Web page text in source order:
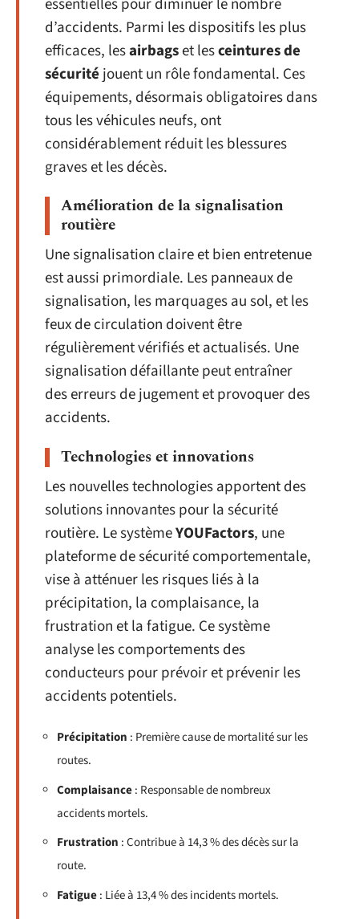
d’accidents. Parmi les dispositifs les plus
efficaces, lesairbagset lesceintures de
sécurité jouent un rôle fondamental. Ces
équipements, désormais obligatoires dans
tous les véhicules neufs, ont
considérablement réduit les blessures
graves et les décès.
Amélioration de la signalisation
routière
Une signalisation claire et bien entretenue
est aussi primordiale. Les panneaux de
signalisation, les marquages au sol, et les
feux de circulation doivent être
régulièrement vérifiés et actualisés. Une
signalisation défaillante peut entraîner
des erreurs de jugement et provoquer des
accidents.
Technologies et innovations
Les nouvelles technologies apportent des
solutions innovantes pour la sécurité
routière. Le systèmeYOUFactors, une
plateforme de sécurité comportementale,
vise à atténuer les risques liés à la
précipitation, la complaisance, la
frustration et la fatigue. Ce système
analyse les comportements des
conducteurs pour prévoir et prévenir les
accidents potentiels.
Précipitation : Première cause de mortalité sur les
routes.
Complaisance: Responsable de nombreux
accidents mortels.
Frustration : Contribue à 14,3 % des décès sur la
route.
Fatigue: Liée à 13,4 % des incidents mortels.